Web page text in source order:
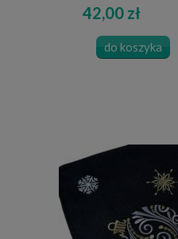
42,00 zł
do koszyka